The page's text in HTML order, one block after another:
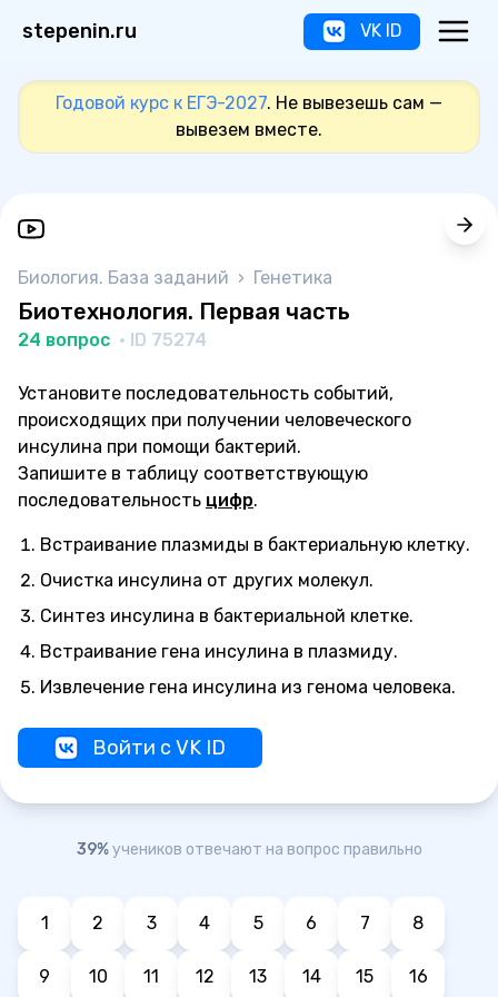
stepenin.ru VK ID
Годовой курс к ЕГЭ-2027. Не вывезешь сам —
вывезем вместе.
Биология. База заданий › Генетика
Биотехнология. Первая часть
24 вопрос · ID 75274
Установите последовательность событий,
происходящих при получении человеческого
инсулина при помощи бактерий.
Запишите в таблицу соответствующую
последовательность цифр.
Встраивание плазмиды в бактериальную клетку.
Очистка инсулина от других молекул.
Синтез инсулина в бактериальной клетке.
Встраивание гена инсулина в плазмиду.
Извлечение гена инсулина из генома человека.
Войти с VK ID
39%учеников отвечают на вопрос правильно
1 2 3 4 5 6 7 8
9 10 11 12 13 14 15 16